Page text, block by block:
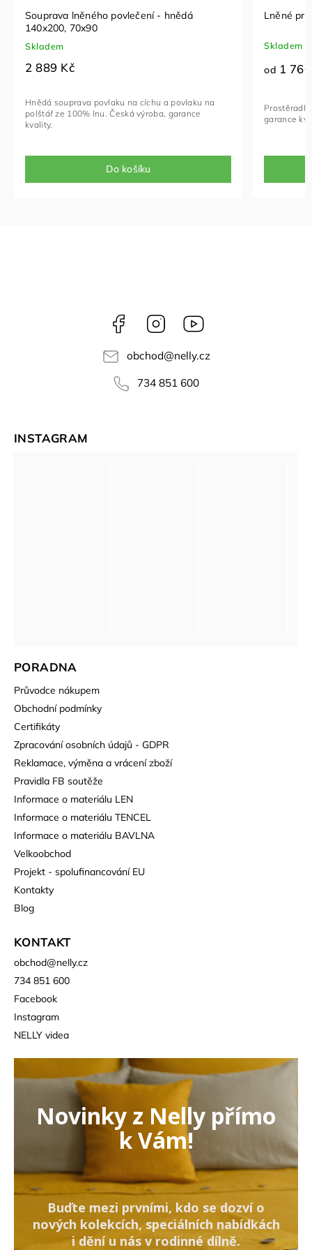
Souprava lněného povlečení - hnědá
140x200, 70x90
Skladem
2 889 Kč
Do košíku
Hnědá souprava povlaku na cíchu a povlaku na
polštář ze 100% lnu. Česká výroba, garance
kvality.
Lněné
Skladem
od 1
garance
Facebook Instagram
obchod@nelly.cz
734 851 600
PORADNA
Průvodce nákupem
Obchodní podmínky
Certifikáty
Zpracování osobních údajů - GDPR
Reklamace, výměna a vrácení zboží
Pravidla FB soutěže
Informace o materiálu LEN
Informace o materiálu TENCEL
Informace o materiálu BAVLNA
Velkoobchod
Projekt - spolufinancování EU
Kontakty
Blog
KONTAKT
obchod@nelly.cz
734 851 600
Facebook
Instagram
NELLY videa
Novinky z Nelly přímo
k Vám!
Buďte mezi prvními, kdo se dozví o
nových kolekcích, speciálních nabídkách
i dění u nás v rodinné dílně.
INSTAGRAM